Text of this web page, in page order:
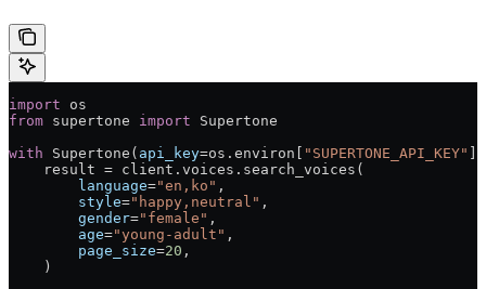
import os
from supertone import Supertone
with Supertone( api_key=os.environ[ "SUPERTONE_API_KEY"
    result = client.voices.search_voices(
        language
="en,ko" ,
        style
="happy,neutral" ,
        gender
="female" ,
        age
="young-adult" ,
        page_size
=20 ,
    )